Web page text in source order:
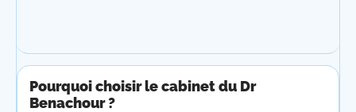
Pourquoi choisir le cabinet du Dr
Benachour ?